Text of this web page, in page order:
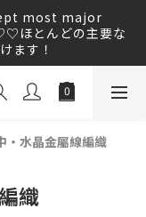
most major
ほとんどの主要な
ます！
most major
ほとんどの主要な
ます！
to provide any
do not click on
most major
・水晶金屬線編織
織